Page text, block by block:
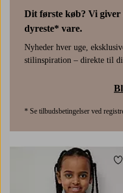
Dit første køb? Vi
dyreste* vare.
Nyheder hver uge,
stilinspiration – direkte til
* Se tilbudsbetingelser ved
110/116122/128